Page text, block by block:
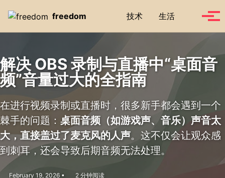
freedom
技术 生活 Toggle
解决 OBS 录制与直播中“桌面音
频”音量过大的全指南
在进行视频录制或直播时，很多新手都会遇到一个
棘手的问题： 桌面音频（如游戏声、音乐）声音太
大，直接盖过了麦克风的人声。这不仅会让观众感
到刺耳，还会导致后期音频无法处理。
February 19, 2026 2 分钟阅读